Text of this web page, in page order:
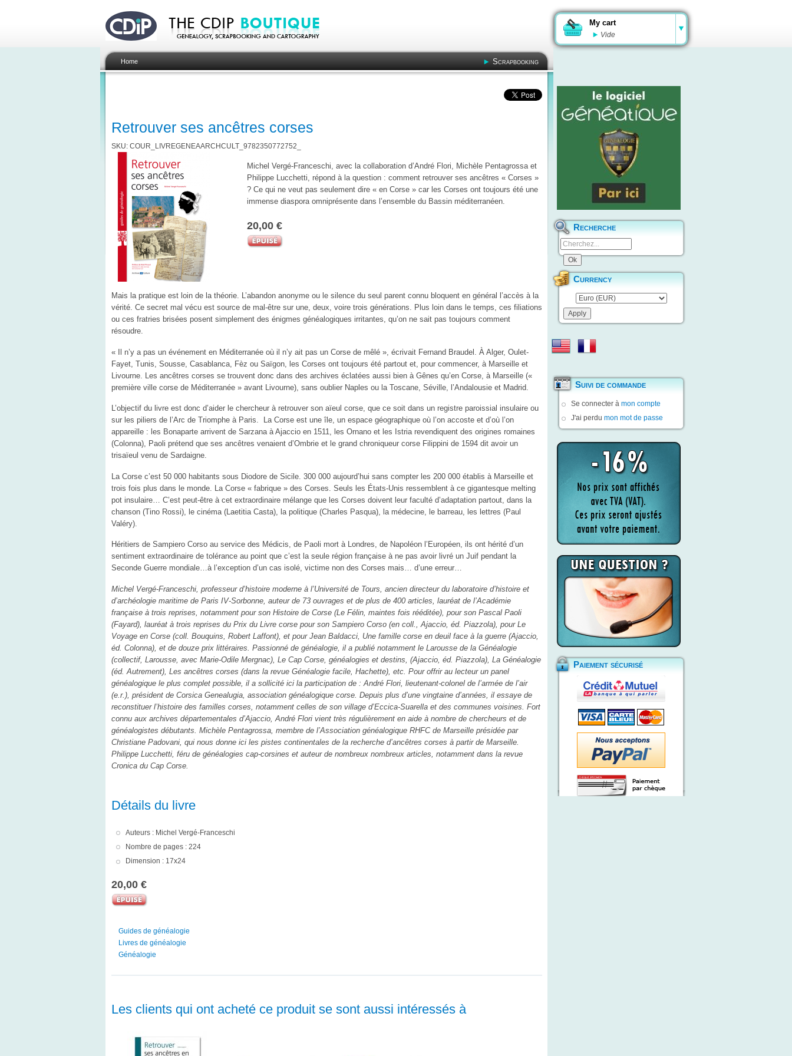
My cart
Vide
Home Scrapbooking
Retrouver ses ancêtres corses
SKU: COUR_LIVREGENEAARCHCULT_9782350772752_
Michel Vergé-Franceschi, avec la collaboration d’André Flori, Michèle Pentagrossa et
Philippe Lucchetti, répond à la question : comment retrouver ses ancêtres « Corses »
? Ce qui ne veut pas seulement dire « en Corse » car les Corses ont toujours été une
immense diaspora omniprésente dans l’ensemble du Bassin méditerranéen.
20,00 €
Mais la pratique est loin de la théorie. L’abandon anonyme ou le silence du seul parent connu bloquent en général l’accès à la
vérité. Ce secret mal vécu est source de mal-être sur une, deux, voire trois générations. Plus loin dans le temps, ces filiations
ou ces fratries brisées posent simplement des énigmes généalogiques irritantes, qu’on ne sait pas toujours comment
résoudre.
« Il n’y a pas un événement en Méditerranée où il n’y ait pas un Corse de mêlé », écrivait Fernand Braudel. À Alger, Oulet-
Fayet, Tunis, Sousse, Casablanca, Fèz ou Saïgon, les Corses ont toujours été partout et, pour commencer, à Marseille et
Livourne. Les ancêtres corses se trouvent donc dans des archives éclatées aussi bien à Gênes qu’en Corse, à Marseille («
première ville corse de Méditerranée » avant Livourne), sans oublier Naples ou la Toscane, Séville, l’Andalousie et Madrid.
L’objectif du livre est donc d’aider le chercheur à retrouver son aïeul corse, que ce soit dans un registre paroissial insulaire ou
sur les piliers de l’Arc de Triomphe à Paris. La Corse est une île, un espace géographique où l’on accoste et d’où l’on
appareille : les Bonaparte arrivent de Sarzana à Ajaccio en 1511, les Ornano et les Istria revendiquent des origines romaines
(Colonna), Paoli prétend que ses ancêtres venaient d’Ombrie et le grand chroniqueur corse Filippini de 1594 dit avoir un
trisaïeul venu de Sardaigne.
La Corse c’est 50 000 habitants sous Diodore de Sicile. 300 000 aujourd’hui sans compter les 200 000 établis à Marseille et
trois fois plus dans le monde. La Corse « fabrique » des Corses. Seuls les États-Unis ressemblent à ce gigantesque melting
pot insulaire… C’est peut-être à cet extraordinaire mélange que les Corses doivent leur faculté d’adaptation partout, dans la
chanson (Tino Rossi), le cinéma (Laetitia Casta), la politique (Charles Pasqua), la médecine, le barreau, les lettres (Paul
Valéry).
Héritiers de Sampiero Corso au service des Médicis, de Paoli mort à Londres, de Napoléon l’Européen, ils ont hérité d’un
sentiment extraordinaire de tolérance au point que c’est la seule région française à ne pas avoir livré un Juif pendant la
Seconde Guerre mondiale…à l’exception d’un cas isolé, victime non des Corses mais… d’une erreur…
Michel Vergé-Franceschi, professeur d’histoire moderne à l’Université de Tours, ancien directeur du laboratoire d’histoire et
d’archéologie maritime de Paris IV-Sorbonne, auteur de 73 ouvrages et de plus de 400 articles, lauréat de l’Académie
française à trois reprises, notamment pour son Histoire de Corse (Le Félin, maintes fois rééditée), pour son Pascal Paoli
(Fayard), lauréat à trois reprises du Prix du Livre corse pour son Sampiero Corso (en coll., Ajaccio, éd. Piazzola), pour Le
Voyage en Corse (coll. Bouquins, Robert Laffont), et pour Jean Baldacci, Une famille corse en deuil face à la guerre (Ajaccio,
éd. Colonna), et de douze prix littéraires. Passionné de généalogie, il a publié notamment le Larousse de la Généalogie
(collectif, Larousse, avec Marie-Odile Mergnac), Le Cap Corse, généalogies et destins, (Ajaccio, éd. Piazzola), La Généalogie
(éd. Autrement), Les ancêtres corses (dans la revue Généalogie facile, Hachette), etc. Pour offrir au lecteur un panel
généalogique le plus complet possible, il a sollicité ici la participation de : André Flori, lieutenant-colonel de l’armée de l’air
(e.r.), président de Corsica Genealugia, association généalogique corse. Depuis plus d’une vingtaine d’années, il essaye de
reconstituer l’histoire des familles corses, notamment celles de son village d’Eccica-Suarella et des communes voisines. Fort
connu aux archives départementales d’Ajaccio, André Flori vient très régulièrement en aide à nombre de chercheurs et de
généalogistes débutants. Michèle Pentagrossa, membre de l’Association généalogique RHFC de Marseille présidée par
Christiane Padovani, qui nous donne ici les pistes continentales de la recherche d’ancêtres corses à partir de Marseille.
Philippe Lucchetti, féru de généalogies cap-corsines et auteur de nombreux nombreux articles, notamment dans la revue
Cronica du Cap Corse.
Détails du livre
Auteurs : Michel Vergé-Franceschi
Nombre de pages : 224
Dimension : 17x24
20,00 €
Guides de généalogie
Livres de généalogie
Généalogie
Les clients qui ont acheté ce produit se sont aussi intéressés à
Recherche
Currency
Suivi de commande
Se connecter à mon compte
J'ai perdu mon mot de passe
Paiement sécurisé